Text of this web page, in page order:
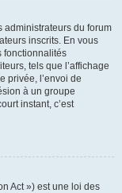
administrateurs du forum
inscrits. En vous
fonctionnalités
tels que l’affichage
privée, l’envoi de
à un groupe
instant, c’est
Act ») est une loi des